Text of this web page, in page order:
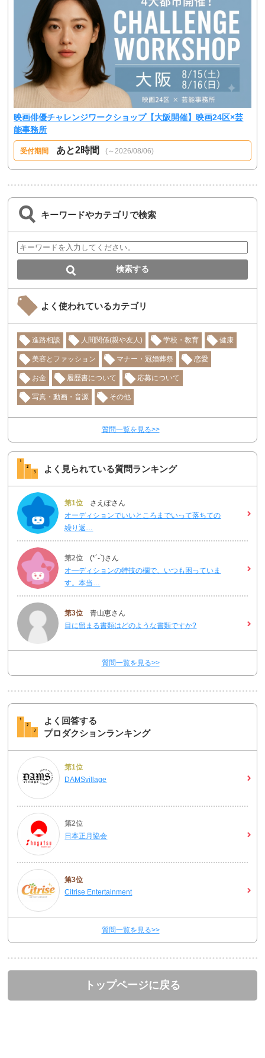
映画俳優チャレンジワークショップ【大阪開催】映画24区×芸
能事務所
受付期間 あと2時間 (～2026/08/06)
キーワードやカテゴリで検索
よく使われているカテゴリ
進路相談 人間関係(親や友人) 学校・教育 健康
美容とファッション マナー・冠婚葬祭 恋愛
お金 履歴書について 応募について
写真・動画・音源 その他
質問一覧を見る>>
よく見られている質問ランキング
第1位 さえぽさん
オーディションでいいところまでいって落ちての
繰り返…
第2位 (*´-`)さん
オ―ディションの特技の欄で、いつも困っていま
す。本当…
第3位 青山恵さん
目に留まる書類はどのような書類ですか?
質問一覧を見る>>
よく回答する
プロダクションランキング
第1位
DAMSvillage
第2位
日本正月協会
第3位
Citrise Entertainment
質問一覧を見る>>
トップページに戻る